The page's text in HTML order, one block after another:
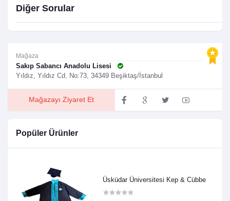
Mağaza
Sakıp Sabancı Anadolu Lisesi
Yıldız, Yıldız Cd. No:73, 34349 Beşiktaş/İstanbul
Mağazayı Ziyaret Et
Popüler Ürünler
Üsküdar Üniversitesi Kep & Cübbe
Diğer Sorular